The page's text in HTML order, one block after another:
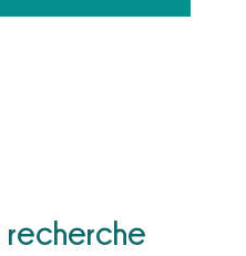
recherche